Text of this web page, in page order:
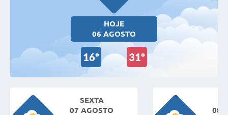
Download
HOJE
06 AGOSTO
16º 31º
SEXTA
07 AGOSTO
08